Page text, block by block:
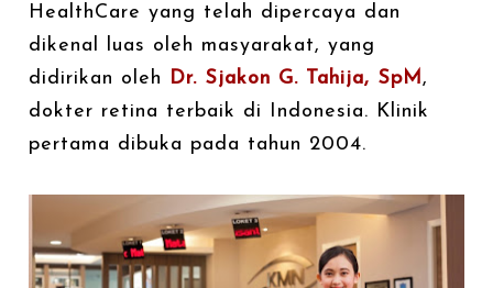
HealthCare yang telah dipercaya dan
dikenal luas oleh masyarakat, yang
didirikan oleh Dr. Sjakon G. Tahija, SpM,
dokter retina terbaik di Indonesia. Klinik
pertama dibuka pada tahun 2004.